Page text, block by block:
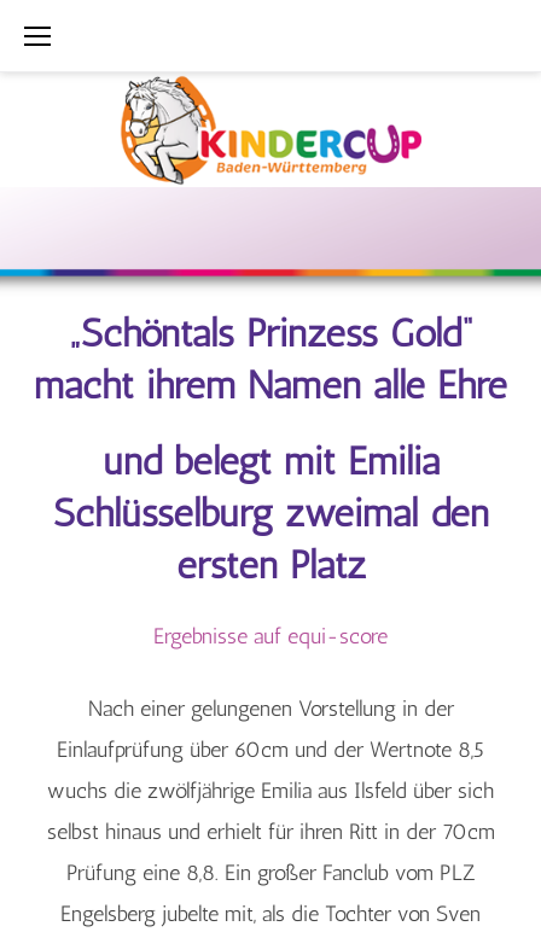
24.
25.
2023
„Schöntals Prinzess Gold“
macht ihrem Namen alle Ehre
und belegt mit Emilia
Schlüsselburg zweimal den
ersten Platz
Ergebnisse auf equi-score
Nach einer gelungenen Vorstellung in der
Einlaufprüfung über 60cm und der Wertnote 8,5
wuchs die zwölfjährige Emilia aus Ilsfeld über sich
selbst hinaus und erhielt für ihren Ritt in der 70cm
Prüfung eine 8,8. Ein großer Fanclub vom PLZ
Engelsberg jubelte mit, als die Tochter von Sven